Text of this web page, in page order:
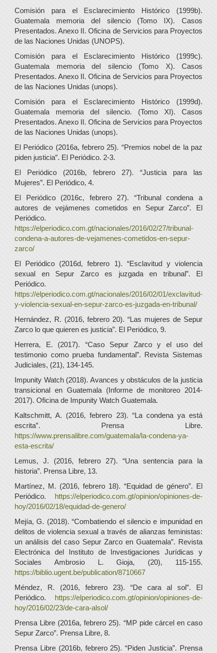
Comisión para el Esclarecimiento Histórico (1999b).
Guatemala memoria del silencio (Tomo IX). Casos
Presentados. Anexo II. Oficina de Servicios para Proyectos
de las Naciones Unidas (UNOPS).
Comisión para el Esclarecimiento Histórico (1999c).
Guatemala memoria del silencio (Tomo X). Casos
Presentados. Anexo II. Oficina de Servicios para Proyectos
de las Naciones Unidas (unops).
Comisión para el Esclarecimiento Histórico (1999d).
Guatemala memoria del silencio. (Tomo XI). Casos
Presentados. Anexo II. Oficina de Servicios para Proyectos
de las Naciones Unidas (unops).
El Periódico (2016a, febrero 25). “Premios nobel de la paz
piden justicia”. El Periódico. 2-3.
El Periódico (2016b, febrero 27). “Justicia para las
Mujeres”. El Periódico, 4.
El Periódico (2016c, febrero 27). “Tribunal condena a
autores de vejámenes cometidos en Sepur Zarco”. El
Periódico.
https://elperiodico.com.gt/nacionales/2016/02/27/tribunal-
condena-a-autores-de-vejamenes-cometidos-en-sepur-
zarco/
El Periódico (2016d, febrero 1). “Esclavitud y violencia
sexual en Sepur Zarco es juzgada en tribunal”. El
Periódico.
https://elperiodico.com.gt/nacionales/2016/02/01/exclavitud-
y-violencia-sexual-en-sepur-zarco-es-juzgada-en-tribunal/
Hernández, R. (2016, febrero 20). “Las mujeres de Sepur
Zarco lo que quieren es justicia”. El Periódico, 9.
Herrera, E. (2017). “Caso Sepur Zarco y el uso del
testimonio como prueba fundamental”. Revista Sistemas
Judiciales, (21), 134-145.
Impunity Watch (2018). Avances y obstáculos de la justicia
transicional en Guatemala (Informe de monitoreo 2014-
2017). Oficina de Impunity Watch Guatemala.
Kaltschmitt, A. (2016, febrero 23). “La condena ya está
escrita”. Prensa Libre.
https://www.prensalibre.com/guatemala/la-condena-ya-
esta-escrita/
Lemus, J. (2016, febrero 27). “Una sentencia para la
historia”. Prensa Libre, 13.
Martínez, M. (2016, febrero 18). “Equidad de género”. El
Periódico. https://elperiodico.com.gt/opinion/opiniones-de-
hoy/2016/02/18/equidad-de-genero/
Mejía, G. (2018). “Combatiendo el silencio e impunidad en
delitos de violencia sexual a través de alianzas feministas:
un análisis del caso Sepur Zarco en Guatemala”. Revista
Electrónica del Instituto de Investigaciones Jurídicas y
Sociales Ambrosio L. Gioja, (20), 115-155.
https://biblio.ugent.be/publication/8710667
Méndez, R. (2016, febrero 23). “De cara al sol”. El
Periódico. https://elperiodico.com.gt/opinion/opiniones-de-
hoy/2016/02/23/de-cara-alsol/
Prensa Libre (2016a, febrero 25). “MP pide cárcel en caso
Sepur Zarco”. Prensa Libre, 8.
Prensa Libre (2016b, febrero 25). “Piden Justicia”. Prensa